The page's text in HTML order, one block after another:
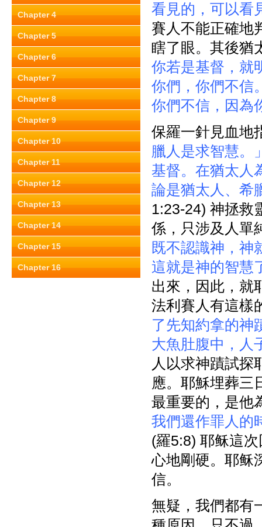
Chapter 4
Chapter 5
Chapter 6
Chapter 7
Chapter 8
Chapter 9
Chapter 10
Chapter 11
Chapter 12
Chapter 13
Chapter 14
Chapter 15
Chapter 16
看見的，可以看
賽人不能正確地
瞎了眼。其後猶
你若是基督，就
你們，你們不信
你們不信，因為
保羅一針見血地
臘人是求智慧。
基督。在猶太人
論是猶太人、希
1:23-24) 神拯救
係，只涉及人單
既不認識神，神
這就是神的智慧
出來，因此，就
法利賽人有這樣
了先知約拿的神
大魚肚腹中，人
人以求神蹟試探
應。耶穌埋葬三
最重要的，是他
我們還作罪人的
(羅5:8) 耶稣這
心地剛硬。耶稣
信。
無疑，我們都有